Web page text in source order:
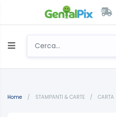
Home / STAMPANTI & CARTE / CARTA